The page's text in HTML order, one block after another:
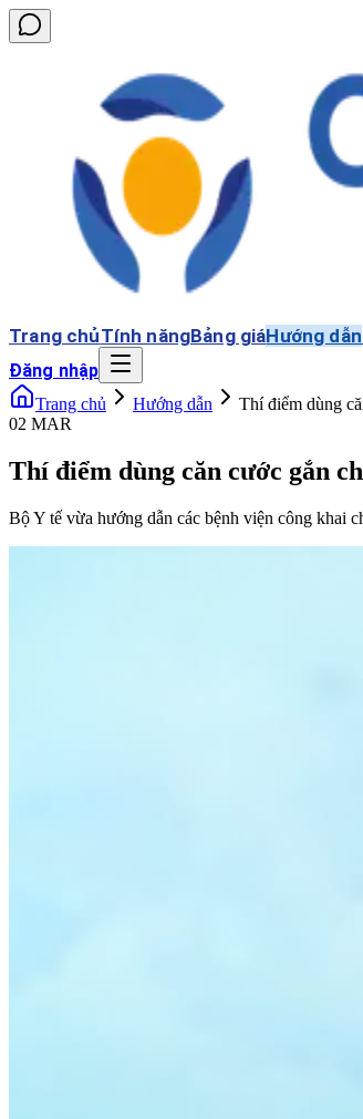
Trang chủTính năngBảng giáHướng dẫn
Đăng nhập
Trang chủ Hướng dẫn
Thí điểm dùng
02 MAR
Thí điểm dùng căn cước gắn
Bộ Y tế vừa hướng dẫn các bệnh viện công khai